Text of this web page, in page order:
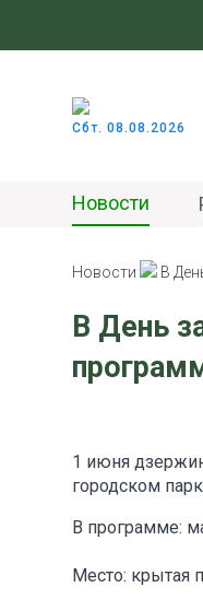
Сбт. 08.08.2026
Новости
Новости В
В День
1 июня
городском
В программе:
Место: крытая